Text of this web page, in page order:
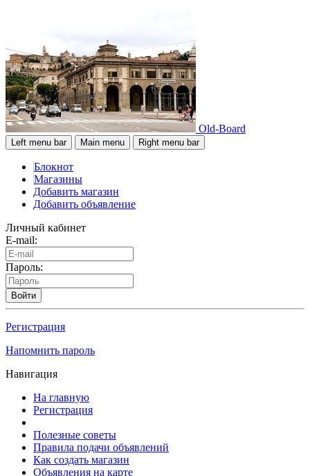
Old-Board
Left menu bar Main menu Right menu bar
Блокнот
Магазины
Добавить магазин
Добавить объявление
Личный кабинет
E-mail:
Пароль:
Войти
Регистрация
Напомнить пароль
Навигация
На главную
Регистрация
Полезные советы
Правила подачи объявлений
Как создать магазин
Объявления на карте